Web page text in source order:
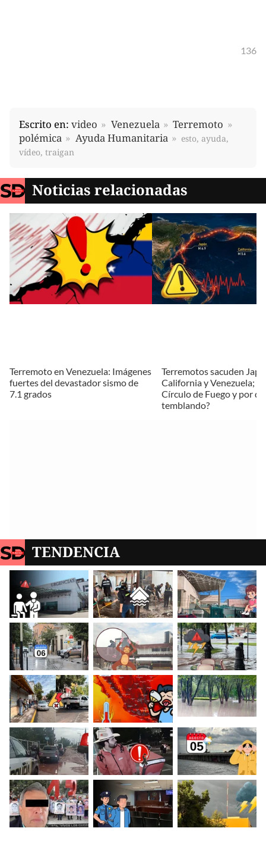
136
Escrito en: video Venezuela
Terremoto
polémica
Ayuda Humanitaria
esto, ayuda,
vídeo, traigan
Noticias relacionadas
Terremoto en Venezuela: Imágenes
fuertes del devastador sismo de
7.1 grados
Terremotos sacuden
California y Venezuela;
Círculo de Fuego y por
temblando?
TENDENCIA